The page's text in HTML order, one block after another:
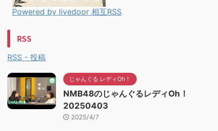
Powered by livedoor 相互RSS
RSS
RSS - 投稿
じゃんぐる レディOh！
NMB48のじゃんぐるレディOh！
20250403
2025/4/7